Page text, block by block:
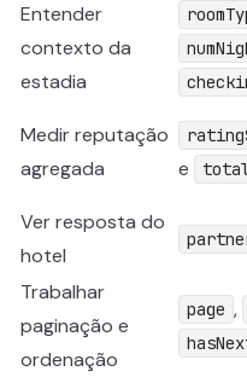
Entender
contexto da
estadia
Medir reputação
agregada
e
Ver resposta do
hotel
Trabalhar
paginação e
ordenação
page ,